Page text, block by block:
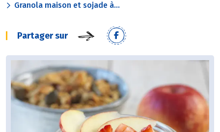
Granola maison et sojade à...
Partager sur